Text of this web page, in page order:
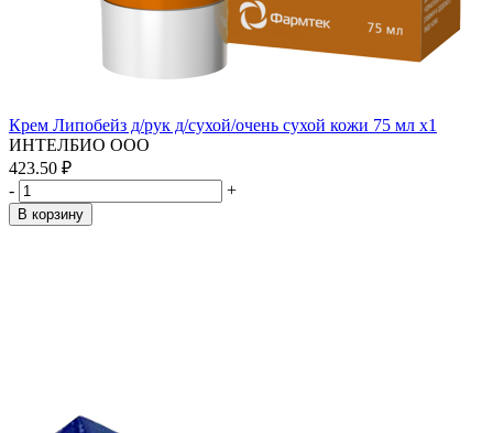
Крем Липобейз д/рук д/сухой/очень сухой кожи 75 мл x1
ИНТЕЛБИО ООО
423.50 ₽
-
+
В корзину